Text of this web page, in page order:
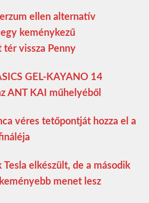
ellen alternatív
keménykezű
vissza Penny
GEL-KAYANO 14
ANT KAI műhelyéből
véres tetőpontját hozza el a
elkészült, de a második
menet lesz